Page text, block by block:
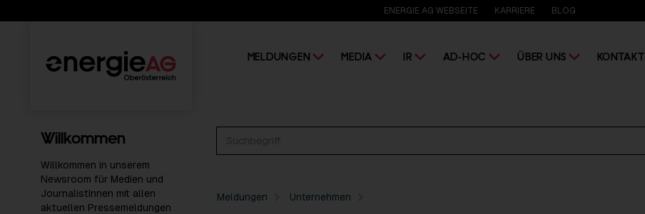
ENERGIE AG WEBSEITE KARRIERE BLOG
MELDUNGEN MEDIA IR AD-HOC ÜBER UNS KONTAKT
Willkommen
Willkommen in unserem
Newsroom für Medien und
JournalistInnen mit allen
aktuellen Pressemeldungen
Meldungen Unternehmen